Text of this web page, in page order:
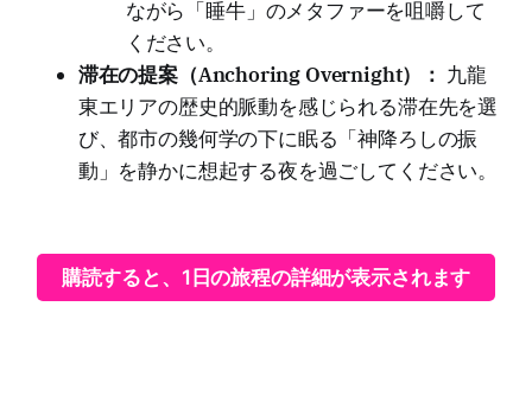
ながら「睡牛」のメタファーを咀嚼して
ください。
滞在の提案（Anchoring Overnight）： 九龍
東エリアの歴史的脈動を感じられる滞在先を選
び、都市の幾何学の下に眠る「神降ろしの振
動」を静かに想起する夜を過ごしてください。
購読すると、1日の旅程の詳細が表示されます